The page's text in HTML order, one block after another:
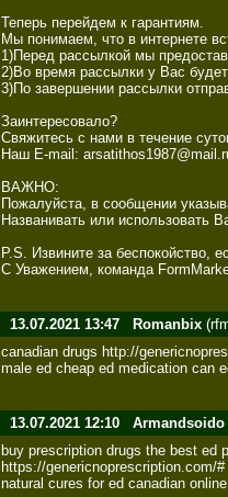
Теперь перейдем к гарантиям.
Мы понимаем, что в интернете
1)Перед рассылкой мы
2)Во время рассылки у Вас
3)По завершении рассылки
Заинтересовало?
Свяжитесь с нами в течение
Наш E-mail:
ВАЖНО:
Пожалуйста, в сообщении
Названивать или использовать
P.S. Извините за
С Уважением, команда
13.07.2021 13:47 Romanbix
canadian drugs http://
male ed cheap ed medication can
13.07.2021 12:10 Armandsoido
buy prescription drugs the best ed
https://genericnoprescription.com/
natural cures for ed canadian